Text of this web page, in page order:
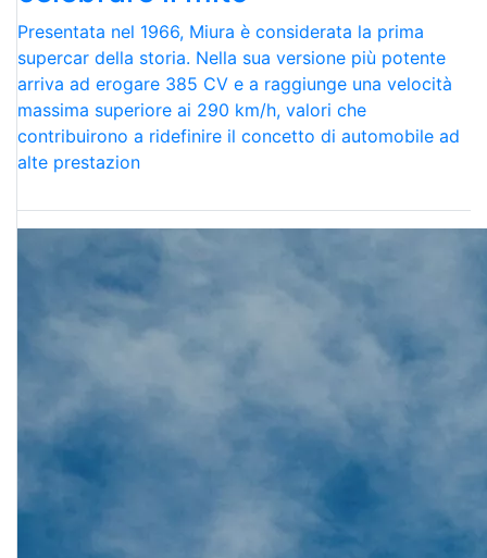
Presentata nel 1966, Miura è considerata la prima
supercar della storia. Nella sua versione più potente
arriva ad erogare 385 CV e a raggiunge una velocità
massima superiore ai 290 km/h, valori che
contribuirono a ridefinire il concetto di automobile ad
alte prestazion